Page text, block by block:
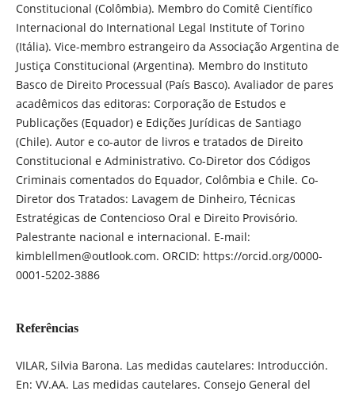
Constitucional (Colômbia). Membro do Comitê Científico
Internacional do International Legal Institute of Torino
(Itália). Vice-membro estrangeiro da Associação Argentina de
Justiça Constitucional (Argentina). Membro do Instituto
Basco de Direito Processual (País Basco). Avaliador de pares
acadêmicos das editoras: Corporação de Estudos e
Publicações (Equador) e Edições Jurídicas de Santiago
(Chile). Autor e co-autor de livros e tratados de Direito
Constitucional e Administrativo. Co-Diretor dos Códigos
Criminais comentados do Equador, Colômbia e Chile. Co-
Diretor dos Tratados: Lavagem de Dinheiro, Técnicas
Estratégicas de Contencioso Oral e Direito Provisório.
Palestrante nacional e internacional. E-mail:
kimblellmen@outlook.com. ORCID: https://orcid.org/0000-
0001-5202-3886
Referências
VILAR, Silvia Barona. Las medidas cautelares: Introducción.
En: VV.AA. Las medidas cautelares. Consejo General del